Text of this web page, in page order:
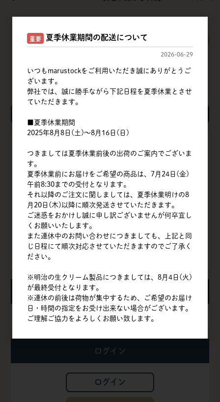
すべてのおすすめ商品を見る
TOP
会社概要
商品一覧
クイックオーダー
よくある質問
お問い合わせ
お知らせ
夏季休業期間の配送について
ログイン
ログイン
重要 夏季休業期間の配送について
2026-06-29
いつもmarustockをご利用いただき誠にありがとうご
ざいます。
弊社では、誠に勝手ながら下記日程を夏季休業とさせ
ていただきます。
■夏季休業期間
2025年8月8日(土)～8月16日(日)
つきましては夏季休業前後の出荷のご案内でございま
す。
夏季休業前にお届けをご希望の商品は、7月24日(金)
午前8:30までの受付となります。
それ以降のご注文に関しましては、夏季休業明けの8
月20日(木)以降に順次発送させていただきます。
ご迷惑をおかけし誠に申し訳ございませんが何卒宜し
くお願いいたします。
また連休中のお問い合わせにつきましても、上記と同
じ日程にて順次対応させていただきますのでご了承く
ださい。
※明治の生クリーム製品につきましては、8月4日(火)
が最終受付となります。
※連休の前後は荷物が集中するため、ご希望のお届け
日・時間の指定をお受け出来ない場合がございます。
ご理解ご協力をよろしくお願い致します。